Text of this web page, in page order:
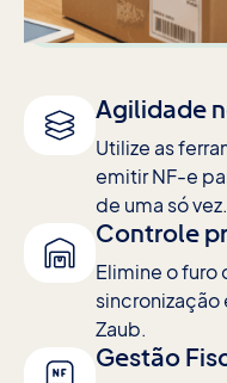
Agilidade
Utilize as
emitir NF-e
de uma só vez.
Controle
Elimine o furo
sincronização
Zaub.
Gestão